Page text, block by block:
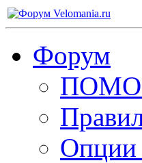
Форум
Опции